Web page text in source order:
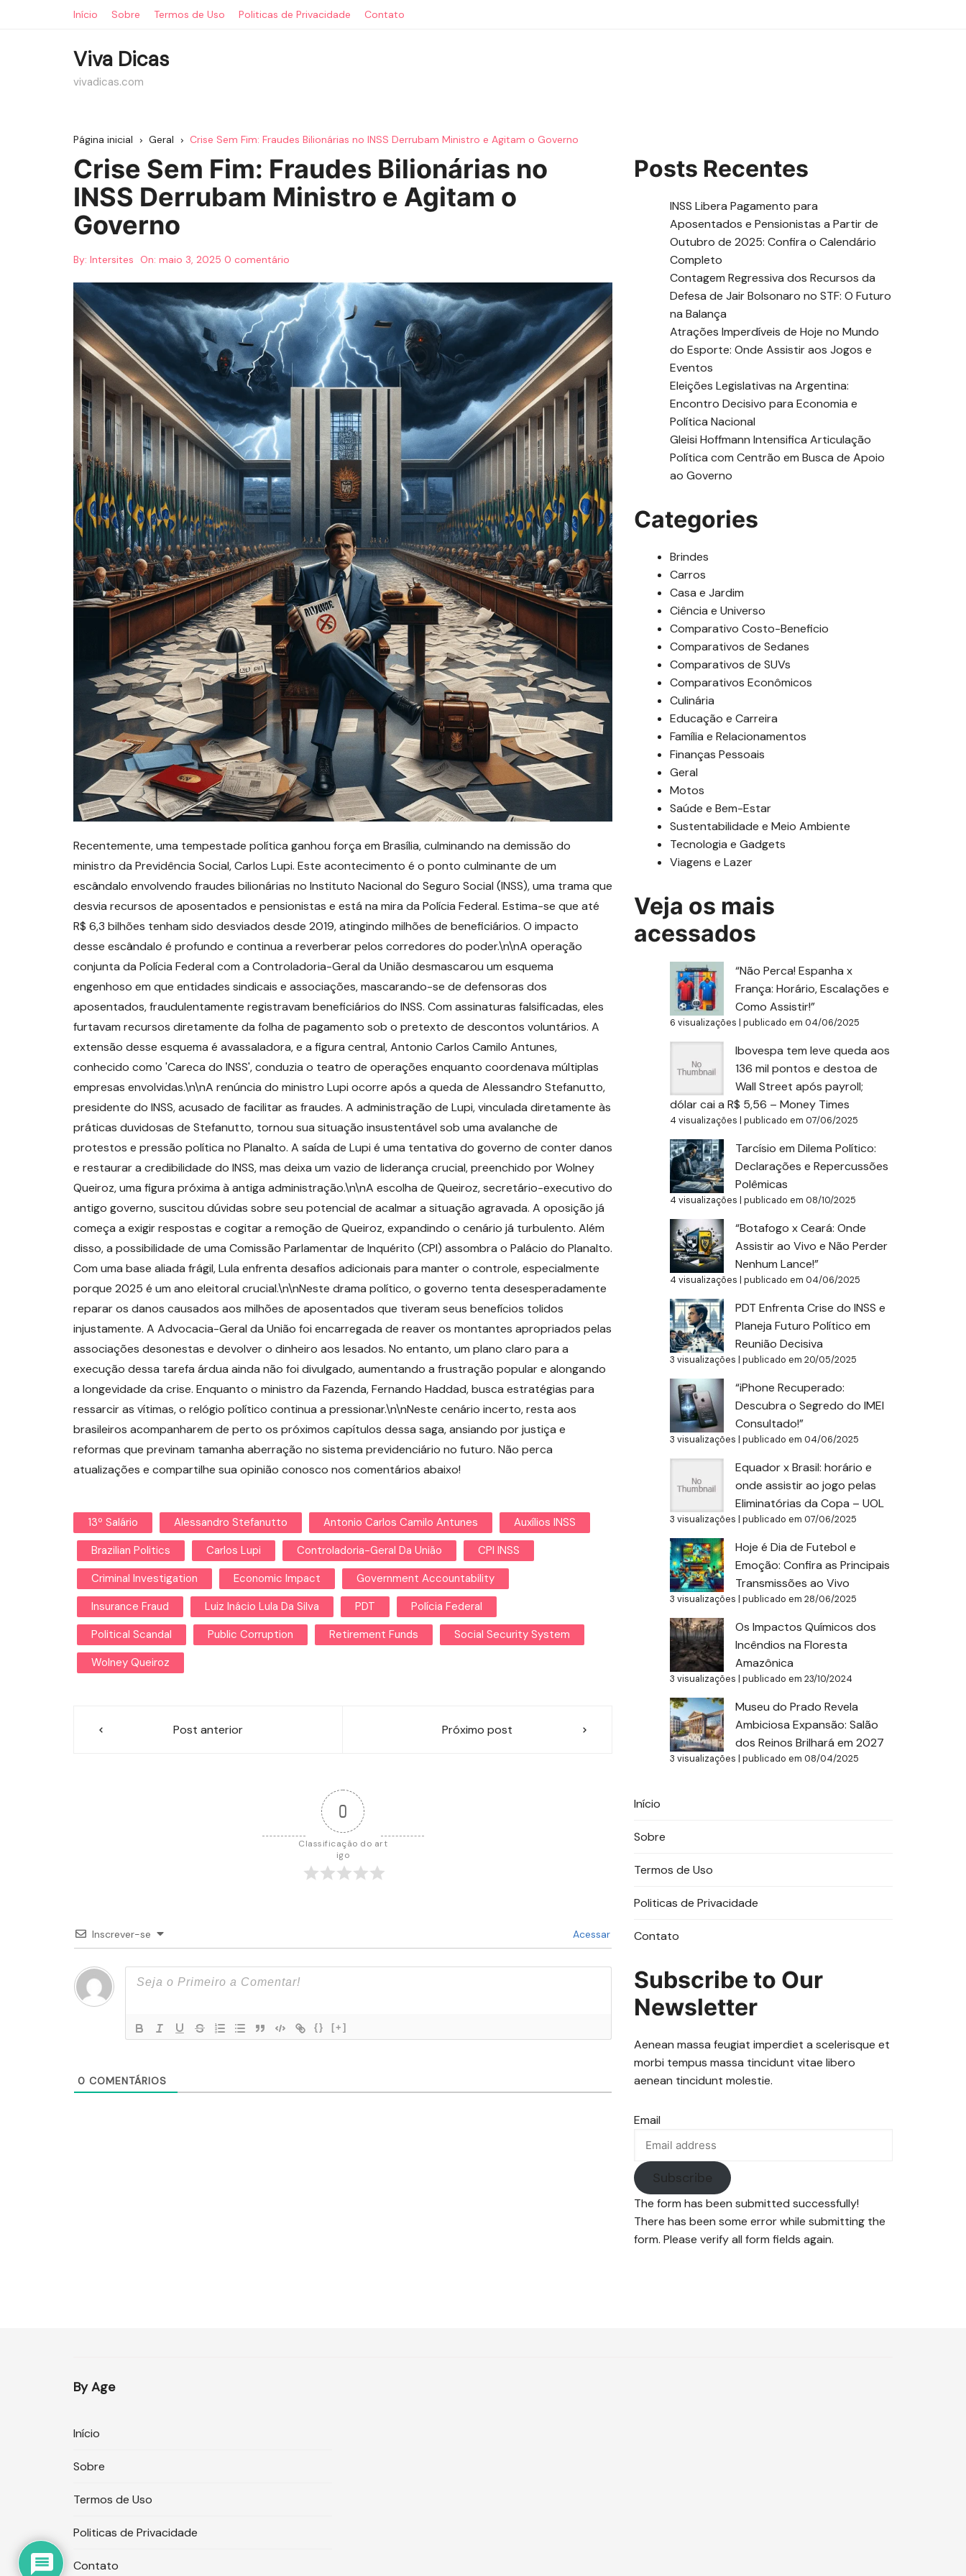
Início Sobre Termos de Uso Politicas de Privacidade Contato
Viva Dicas
vivadicas.com
Página inicial Geral Crise Sem Fim: Fraudes Bilionárias no INSS Derrubam Ministro e Agitam o Governo
Crise Sem Fim: Fraudes Bilionárias no
INSS Derrubam Ministro e Agitam o
Governo
By: Intersites On: maio 3, 2025 0 comentário
Recentemente, uma tempestade política ganhou força em Brasília, culminando na demissão do
ministro da Previdência Social, Carlos Lupi. Este acontecimento é o ponto culminante de um
escândalo envolvendo fraudes bilionárias no Instituto Nacional do Seguro Social (INSS), uma trama que
desvia recursos de aposentados e pensionistas e está na mira da Polícia Federal. Estima-se que até
R$ 6,3 bilhões tenham sido desviados desde 2019, atingindo milhões de beneficiários. O impacto
desse escândalo é profundo e continua a reverberar pelos corredores do poder.\n\nA operação
conjunta da Polícia Federal com a Controladoria-Geral da União desmascarou um esquema
engenhoso em que entidades sindicais e associações, mascarando-se de defensoras dos
aposentados, fraudulentamente registravam beneficiários do INSS. Com assinaturas falsificadas, eles
furtavam recursos diretamente da folha de pagamento sob o pretexto de descontos voluntários. A
extensão desse esquema é avassaladora, e a figura central, Antonio Carlos Camilo Antunes,
conhecido como 'Careca do INSS', conduzia o teatro de operações enquanto coordenava múltiplas
empresas envolvidas.\n\nA renúncia do ministro Lupi ocorre após a queda de Alessandro Stefanutto,
presidente do INSS, acusado de facilitar as fraudes. A administração de Lupi, vinculada diretamente às
práticas duvidosas de Stefanutto, tornou sua situação insustentável sob uma avalanche de
protestos e pressão política no Planalto. A saída de Lupi é uma tentativa do governo de conter danos
e restaurar a credibilidade do INSS, mas deixa um vazio de liderança crucial, preenchido por Wolney
Queiroz, uma figura próxima à antiga administração.\n\nA escolha de Queiroz, secretário-executivo do
antigo governo, suscitou dúvidas sobre seu potencial de acalmar a situação agravada. A oposição já
começa a exigir respostas e cogitar a remoção de Queiroz, expandindo o cenário já turbulento. Além
disso, a possibilidade de uma Comissão Parlamentar de Inquérito (CPI) assombra o Palácio do Planalto.
Com uma base aliada frágil, Lula enfrenta desafios adicionais para manter o controle, especialmente
porque 2025 é um ano eleitoral crucial.\n\nNeste drama político, o governo tenta desesperadamente
reparar os danos causados aos milhões de aposentados que tiveram seus benefícios tolidos
injustamente. A Advocacia-Geral da União foi encarregada de reaver os montantes apropriados pelas
associações desonestas e devolver o dinheiro aos lesados. No entanto, um plano claro para a
execução dessa tarefa árdua ainda não foi divulgado, aumentando a frustração popular e alongando
a longevidade da crise. Enquanto o ministro da Fazenda, Fernando Haddad, busca estratégias para
ressarcir as vítimas, o relógio político continua a pressionar.\n\nNeste cenário incerto, resta aos
brasileiros acompanharem de perto os próximos capítulos dessa saga, ansiando por justiça e
reformas que previnam tamanha aberração no sistema previdenciário no futuro. Não perca
atualizações e compartilhe sua opinião conosco nos comentários abaixo!
13º Salário Alessandro Stefanutto Antonio Carlos Camilo Antunes
Auxílios INSS
Brazilian Politics
Carlos Lupi Controladoria-Geral Da União
CPI INSS
Criminal Investigation
Economic Impact
Government Accountability
Insurance Fraud
Luiz Inácio Lula Da Silva PDT
Polícia Federal
Political Scandal
Public Corruption Retirement Funds
Social Security System
Wolney Queiroz
NavegaçãoPost anterior Próximo post
0
Classificação do art
igo
Inscrever-se Acessar
{} [+]
0 COMENTÁRIOS
Posts Recentes
INSS Libera Pagamento para
Aposentados e Pensionistas a Partir de
Outubro de 2025: Confira o Calendário
Completo
Contagem Regressiva dos Recursos da
Defesa de Jair Bolsonaro no STF: O Futuro
na Balança
Atrações Imperdíveis de Hoje no Mundo
do Esporte: Onde Assistir aos Jogos e
Eventos
Eleições Legislativas na Argentina:
Encontro Decisivo para Economia e
Política Nacional
Gleisi Hoffmann Intensifica Articulação
Política com Centrão em Busca de Apoio
ao Governo
Categories
Brindes
Carros
Casa e Jardim
Ciência e Universo
Comparativo Costo-Beneficio
Comparativos de Sedanes
Comparativos de SUVs
Comparativos Econômicos
Culinária
Educação e Carreira
Família e Relacionamentos
Finanças Pessoais
Geral
Motos
Saúde e Bem-Estar
Sustentabilidade e Meio Ambiente
Tecnologia e Gadgets
Viagens e Lazer
Veja os mais
acessados
“Não Perca! Espanha x
França: Horário, Escalações e
Como Assistir!”
6 visualizações | publicado em 04/06/2025
Ibovespa tem leve queda aos
136 mil pontos e destoa de
Wall Street após payroll;
dólar cai a R$ 5,56 – Money Times
4 visualizações | publicado em 07/06/2025
Tarcísio em Dilema Político:
Declarações e Repercussões
Polêmicas
4 visualizações | publicado em 08/10/2025
“Botafogo x Ceará: Onde
Assistir ao Vivo e Não Perder
Nenhum Lance!”
4 visualizações | publicado em 04/06/2025
PDT Enfrenta Crise do INSS e
Planeja Futuro Político em
Reunião Decisiva
3 visualizações | publicado em 20/05/2025
“iPhone Recuperado:
Descubra o Segredo do IMEI
Consultado!”
3 visualizações | publicado em 04/06/2025
Equador x Brasil: horário e
onde assistir ao jogo pelas
Eliminatórias da Copa – UOL
3 visualizações | publicado em 07/06/2025
Hoje é Dia de Futebol e
Emoção: Confira as Principais
Transmissões ao Vivo
3 visualizações | publicado em 28/06/2025
Os Impactos Químicos dos
Incêndios na Floresta
Amazônica
3 visualizações | publicado em 23/10/2024
Museu do Prado Revela
Ambiciosa Expansão: Salão
dos Reinos Brilhará em 2027
3 visualizações | publicado em 08/04/2025
Início
Sobre
Termos de Uso
Politicas de Privacidade
Contato
Subscribe to Our
Newsletter
Aenean massa feugiat imperdiet a scelerisque et
morbi tempus massa tincidunt vitae libero
aenean tincidunt molestie.
Email
Subscribe
The form has been submitted successfully!
There has been some error while submitting the
form. Please verify all form fields again.
By Age
Início
Sobre
Termos de Uso
Politicas de Privacidade
Contato